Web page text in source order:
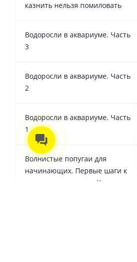
казнить нельзя помиловать
Водоросли в аквариуме. Часть
3
Водоросли в аквариуме. Часть
2
Водоросли в аквариуме. Часть
1
Волнистые попугаи для
начинающих. Первые шаги к
заведению попугая. Клетка,